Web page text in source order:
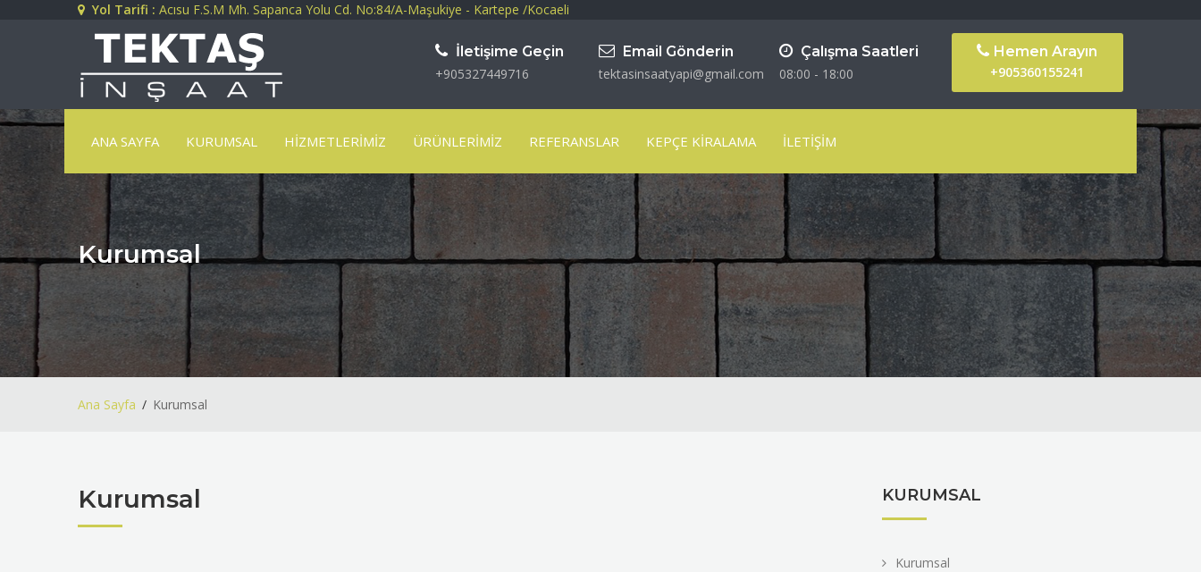
Yol Tarifi : Acısu F.S.M Mh. Sapanca Yolu Cd. No:84/A-Maşukiye - Kartepe /Kocaeli
İletişime Geçin
+905327449716
Email Gönderin
tektasinsaatyapi@gmail.com
Çalışma Saatleri
08:00 - 18:00
Hemen Arayın
+905360155241
ANA SAYFA KURUMSAL HIZMETLERIMIZ ÜRÜNLERIMIZ REFERANSLAR KEPÇE KIRALAMA İLETIŞIM
Kurumsal
Ana Sayfa Kurumsal
Kurumsal KURUMSAL
Kurumsal